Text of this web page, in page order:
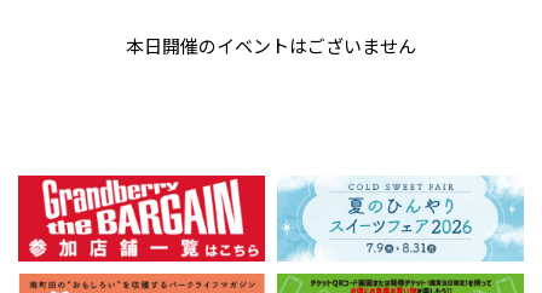
本日開催のイベントはございません